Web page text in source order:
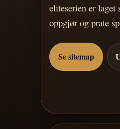
eliteserien er laget
oppgjør og prate
Se sitemap